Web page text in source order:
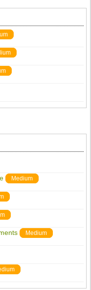
Medium
Medium